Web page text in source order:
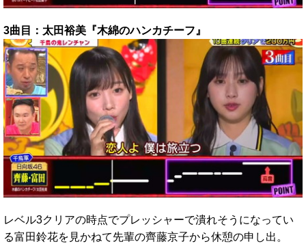
3曲目：太田裕美『木綿のハンカチーフ』
レベル3クリアの時点でプレッシャーで潰れそうになってい
る富田鈴花を見かねて先輩の齊藤京子から休憩の申し出。